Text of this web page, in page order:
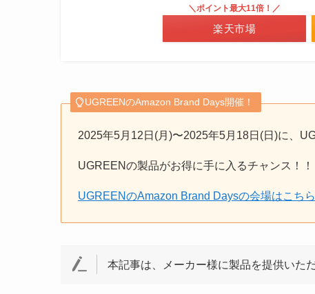
＼ポイント最大11倍！／
楽天市場
UGREENのAmazon Brand Days開催！
2025年5月12日(月)〜2025年5月18日(日)に、
UGREENの製品がお得に手に入るチャンス！！
UGREENのAmazon Brand Daysの会場はこち
本記事は、メーカー様に製品を提供いた